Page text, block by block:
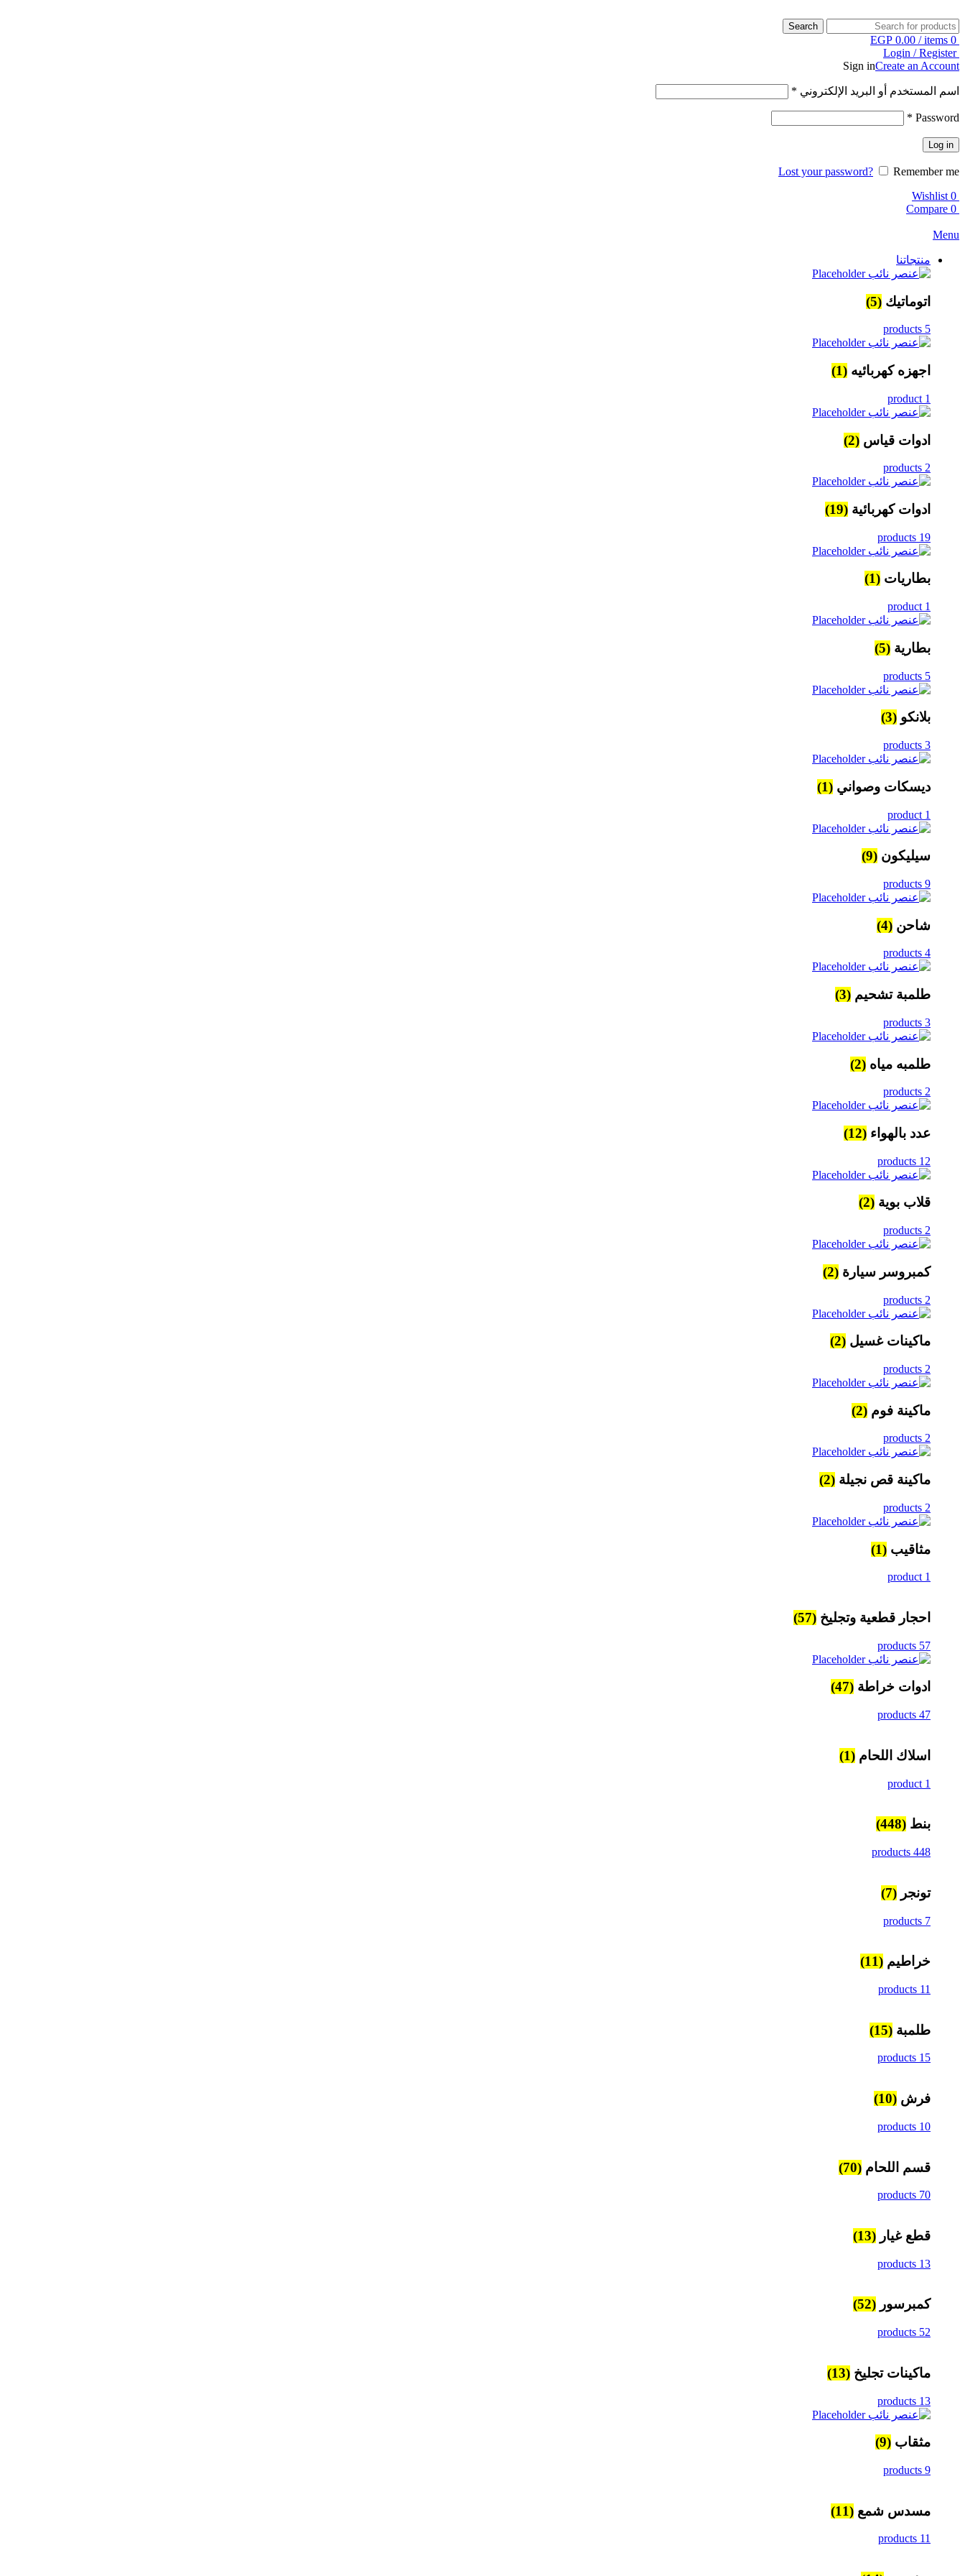
Search
0
items
/
EGP 0.00
Login / Register
Sign inCreate an Account
اسم المستخدم أو البريد الإلكتروني *
Password
*
Log in
Lost your password?
Remember me
0
Wishlist
0
Compare
Menu
منتجاتنا
اتوماتيك (5)
5 products
اجهزه كهربائيه (1)
1 product
ادوات قياس (2)
2 products
ادوات كهربائية (19)
19 products
بطاريات (1)
1 product
بطارية (5)
5 products
بلانكو (3)
3 products
ديسكات وصواني (1)
1 product
سيليكون (9)
9 products
شاحن (4)
4 products
طلمبة تشحيم (3)
3 products
طلمبه مياه (2)
2 products
عدد بالهواء (12)
12 products
قلاب بوية (2)
2 products
كمبروسر سيارة (2)
2 products
ماكينات غسيل (2)
2 products
ماكينة فوم (2)
2 products
ماكينة قص نجيلة (2)
2 products
مثاقيب (1)
1 product
احجار قطعية وتجليخ (57)
57 products
ادوات خراطة (47)
47 products
اسلاك اللحام (1)
1 product
بنط (448)
448 products
تونجر (7)
7 products
خراطيم (11)
11 products
طلمبة (15)
15 products
فرش (10)
10 products
قسم اللحام (70)
70 products
قطع غيار (13)
13 products
كمبرسور (52)
52 products
ماكينات تجليخ (13)
13 products
مثقاب (9)
9 products
مسدس شمع (11)
11 products